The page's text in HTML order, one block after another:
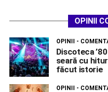
OPINII
OPINII -
Discoteca
seară cu
făcut istorie
OPINII -